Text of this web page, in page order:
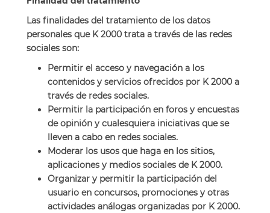
Las finalidades del tratamiento de los datos
personales que K 2000 trata a través de las redes
sociales son:
Permitir el acceso y navegación a los
contenidos y servicios ofrecidos por K 2000 a
través de redes sociales.
Permitir la participación en foros y encuestas
de opinión y cualesquiera iniciativas que se
lleven a cabo en redes sociales.
Moderar los usos que haga en los sitios,
aplicaciones y medios sociales de K 2000.
Organizar y permitir la participación del
usuario en concursos, promociones y otras
actividades análogas organizadas por K 2000.